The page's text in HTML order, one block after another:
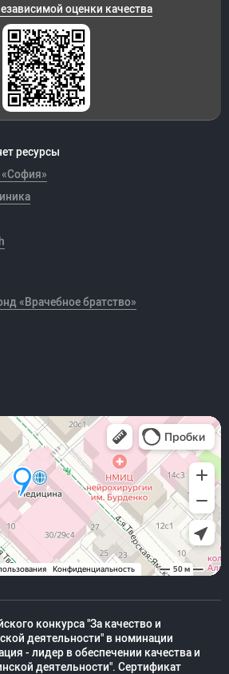
ресурсы
«Врачебное братство»
оценки качества
конкурса "За качество и
деятельности" в номинации
- лидер в обеспечении качества и
деятельности". Сертификат